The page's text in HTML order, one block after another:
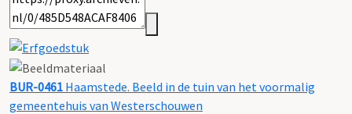
BUR-0461 Haamstede. Beeld in de tuin van het voormalig
gemeentehuis van Westerschouwen